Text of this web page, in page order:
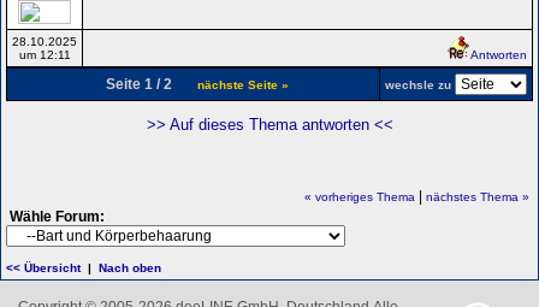
28.10.2025
um 12:11
Antworten
Seite 1 / 2 nächste Seite » wechsle zu
>> Auf dieses Thema antworten <<
« vorheriges Thema nächstes Thema »
Wähle Forum:
<< Übersicht| Nach oben